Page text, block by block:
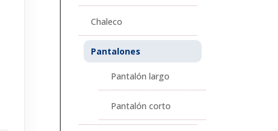
Chaleco
Pantalones
Pantalón largo
Pantalón corto